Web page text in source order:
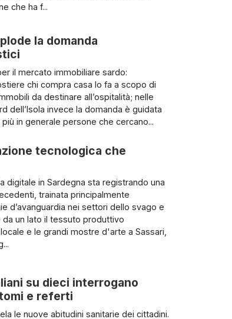
che ha f...
la domanda
il mercato immobiliare sardo:
chi compra casa lo fa a scopo di
da destinare all’ospitalità; nelle
dell’Isola invece la domanda è guidata
in generale persone che cercano...
tecnologica che
digitale in Sardegna sta registrando una
trainata principalmente
d’avanguardia nei settori dello svago e
un lato il tessuto produttivo
e le grandi mostre d'arte a Sassari,
su dieci interrogano
e referti
le nuove abitudini sanitarie dei cittadini.